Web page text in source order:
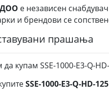
е независен
и брендови се
прашања
купам SSE-1000-E3-Q-
SSE-1000-E3-Q-HD-125